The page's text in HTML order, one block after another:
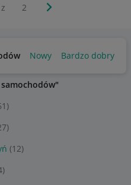
z 2 Następna strona
Nowy Bardzo dobry
(12)